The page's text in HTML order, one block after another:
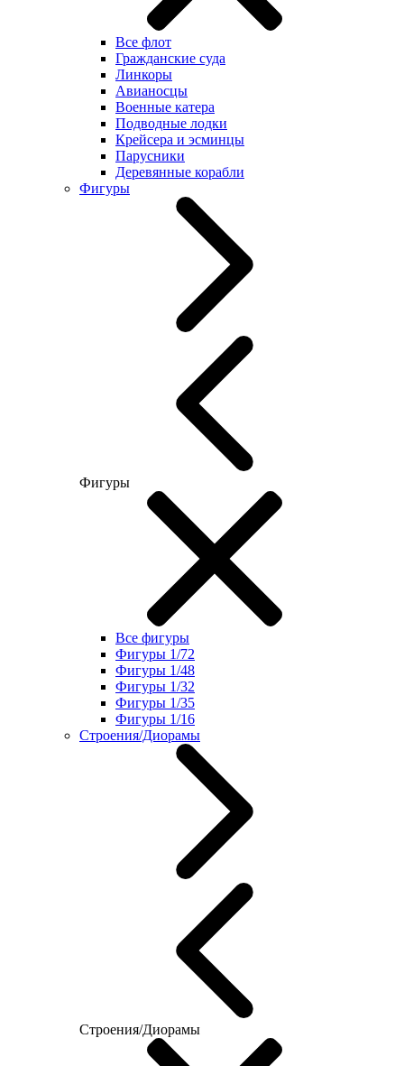
Все флот
Гражданские суда
Линкоры
Авианосцы
Военные катера
Подводные лодки
Крейсера и эсминцы
Парусники
Деревянные корабли
Фигуры
Фигуры
Все фигуры
Фигуры 1/72
Фигуры 1/48
Фигуры 1/32
Фигуры 1/35
Фигуры 1/16
Строения/Диорамы
Строения/Диорамы